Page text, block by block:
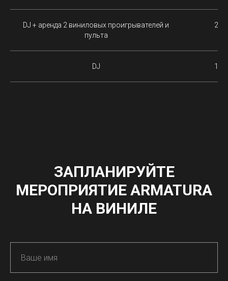
DJ + аренда 2 виниловых проигрывателей и
пульта
250
DJ 150
ЗАПЛАНИРУЙТЕ
МЕРОПРИЯТИЕ ARMATURA
НА ВИНИЛЕ